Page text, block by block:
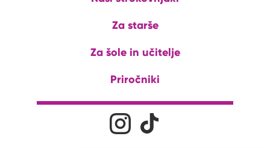
Za starše
Za šole in učitelje
Priročniki
Družabna omrežjaNa naš Instagram profil